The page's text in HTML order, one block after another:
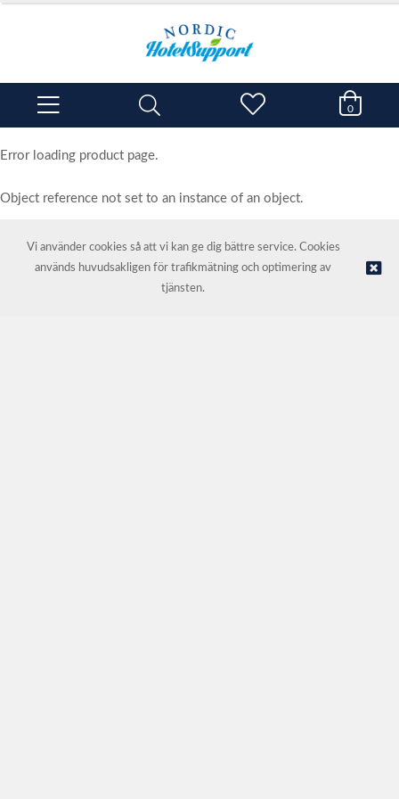
0
Error loading product page.
Object reference not set to an instance of an object.
© NORDIC HOTEL SUPPORT AS | Webbutik tillhandahålls av
Kréatif
AS
Vi använder cookies så att vi kan ge dig bättre service. Cookies
används huvudsakligen för trafikmätning och optimering av
tjänsten.